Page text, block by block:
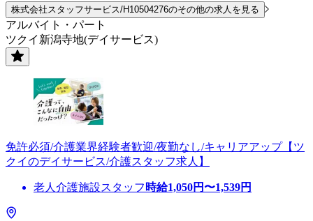
株式会社スタッフサービス/H10504276のその他の求人を見る
アルバイト・パート
ツクイ新潟寺地(デイサービス)
免許必須/介護業界経験者歓迎/夜勤なし/キャリアアップ【ツ
クイのデイサービス/介護スタッフ求人】
老人介護施設スタッフ 時給1,050円〜1,539円